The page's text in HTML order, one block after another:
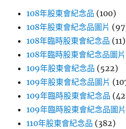
108年股東會紀念品 (100)
108年股東會紀念品圖片
108年臨時股東會紀念品 (11)
108年臨時股東會紀念品圖片
109年股東會紀念品 (522)
109年股東會紀念品圖片
109年臨時股東會紀念品
109年臨時股東會紀念品圖片
110年股東會紀念品 (382)